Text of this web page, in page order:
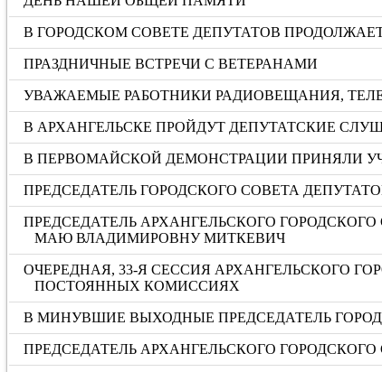
В ГОРОДСКОМ СОВЕТЕ ДЕПУТАТОВ
ПРАЗДНИЧНЫЕ ВСТРЕЧИ С ВЕТЕРАНАМИ
УВАЖАЕМЫЕ РАБОТНИКИ РАДИОВЕЩАНИЯ,
В АРХАНГЕЛЬСКЕ ПРОЙДУТ ДЕПУТАТСКИЕ
В ПЕРВОМАЙСКОЙ ДЕМОНСТРАЦИИ ПРИНЯЛИ
ПРЕДСЕДАТЕЛЬ ГОРОДСКОГО СОВЕТА
ПРЕДСЕДАТЕЛЬ АРХАНГЕЛЬСКОГО
МАЮ ВЛАДИМИРОВНУ МИТКЕВИЧ
ОЧЕРЕДНАЯ, 33-Я СЕССИЯ АРХАНГЕЛЬСКОГО
ПОСТОЯННЫХ КОМИССИЯХ
В МИНУВШИЕ ВЫХОДНЫЕ ПРЕДСЕДАТЕЛЬ
ПРЕДСЕДАТЕЛЬ АРХАНГЕЛЬСКОГО